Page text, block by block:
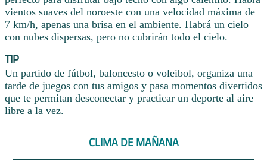
vientos suaves del noroeste con una velocidad máxima de
7 km/h, apenas una brisa en el ambiente. Habrá un cielo
con nubes dispersas, pero no cubrirán todo el cielo.
TIP
Un partido de fútbol, baloncesto o voleibol, organiza una
tarde de juegos con tus amigos y pasa momentos divertidos
que te permitan desconectar y practicar un deporte al aire
libre a la vez.
CLIMA DE MAÑANA